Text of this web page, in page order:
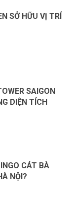
SỞ HỮU VỊ TRÍ
SAIGON
DIỆN TÍCH
CÁT BÀ
NỘI?